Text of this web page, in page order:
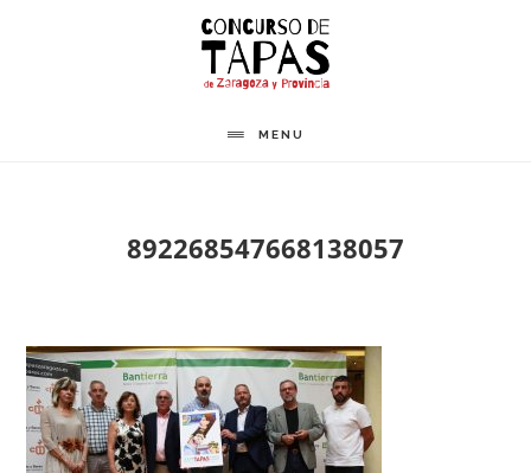
MENU
892268547668138057